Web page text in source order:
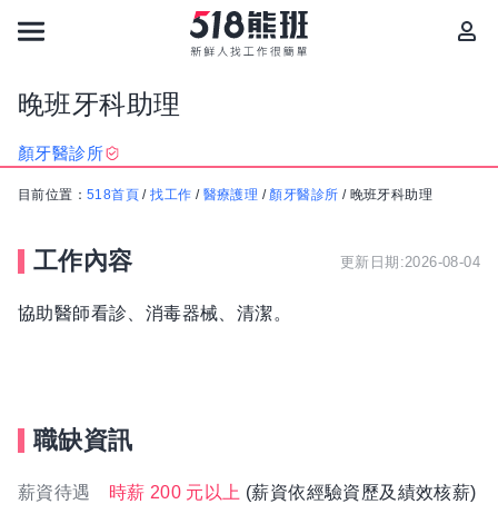
晚班牙科助理
顏牙醫診所
目前位置： 518首頁 /找工作 / 醫療護理 / 顏牙醫診所 / 晚班牙科助理
工作內容 更新日期:2026-08-04
協助醫師看診、消毒器械、清潔。
職缺資訊
薪資待遇 時薪 200 元以上 (薪資依經驗資歷及績效核薪)